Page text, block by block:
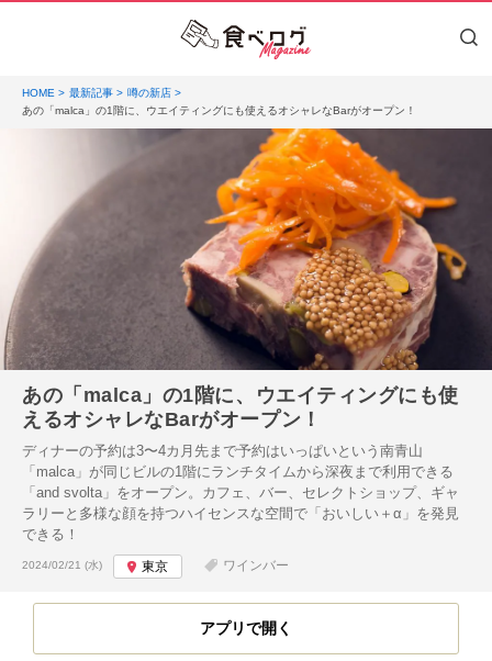
HOME 最新記事
噂の新店
あの「malca」の1階に、ウエイティングにも使えるオシャレなBarがオープン！
あの「malca」の1階に、ウエイティングにも使
えるオシャレなBarがオープン！
ディナーの予約は3〜4カ月先まで予約はいっぱいという南青山
「malca」が同じビルの1階にランチタイムから深夜まで利用できる
「and svolta」をオープン。カフェ、バー、セレクトショップ、ギャ
ラリーと多様な顔を持つハイセンスな空間で「おいしい＋α」を発見
できる！
投稿日:
2024/02/21 (水) 東京 ワインバー
アプリで開く